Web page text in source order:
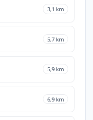
3,1 km
5,7 km
5,9 km
6,9 km